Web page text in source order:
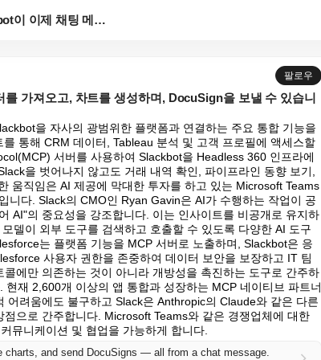
Slack의 Slackbot이 이제 채팅 메시지에서 C...
팔로우
가져오고, 차트를 생성하며, DocuSign을 보낼 수 있습니
을 자사의 광범위한 플랫폼과 연결하는 주요 통합 기능을
통해 CRM 데이터, Tableau 분석 및 고객 프로필에 액세스할
서버를 사용하여 Slackbot을 Headless 360 인프라에
을 벗어나지 않고도 거래 내역 확인, 파이프라인 동향 보기,
움직임은 AI 제공에 막대한 투자를 하고 있는 Microsoft Teams
니다. Slack의 CMO인 Ryan Gavin은 AI가 수행하는 작업이 공
AI"의 중요성을 강조합니다. 이는 인사이트를 비공개로 유지하
델이 외부 도구를 검색하고 호출할 수 있도록 다양한 AI 도구
는 플랫폼 기능을 MCP 서버로 노출하며, Slackbot은 응
사용자 권한을 존중하여 데이터 보안을 보장하고 IT 팀
에만 의존하는 것이 아니라 개방성을 촉진하는 도구로 간주하
재 2,600개 이상의 앱 통합과 성장하는 MCP 네이티브 파트너
려움에도 불구하고 Slack은 Anthropic의 Claude와 같은 다른
으로 간주합니다. Microsoft Teams와 같은 경쟁업체에 대한
뮤니케이션 및 협업을 가능하게 합니다.
charts, and send DocuSigns — all from a chat message.